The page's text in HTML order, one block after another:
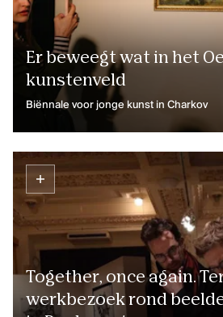
Er beweegt wat in het
kunstenveld
Biënnale voor jonge kunst in Charkov
Together, once again.
werkbezoek rond